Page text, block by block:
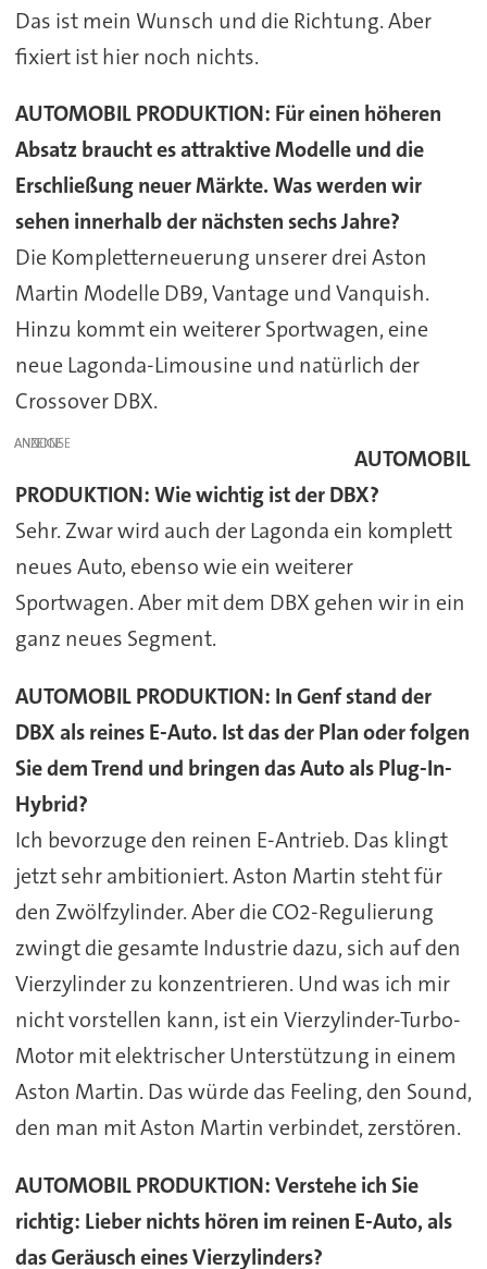
Das ist mein Wunsch und die Richtung. Aber
fixiert ist hier noch nichts.
AUTOMOBIL PRODUKTION: Für einen höheren
Absatz braucht es attraktive Modelle und die
Erschließung neuer Märkte. Was werden wir
sehen innerhalb der nächsten sechs Jahre?
Die Kompletterneuerung unserer drei Aston
Martin Modelle DB9, Vantage und Vanquish.
Hinzu kommt ein weiterer Sportwagen, eine
neue Lagonda-Limousine und natürlich der
Crossover DBX.
ANZEIGE
AUTOMOBIL
PRODUKTION:Wie wichtig ist der DBX?
Sehr. Zwar wird auch der Lagonda ein komplett
neues Auto, ebenso wie ein weiterer
Sportwagen. Aber mit dem DBX gehen wir in ein
ganz neues Segment.
AUTOMOBIL PRODUKTION: In Genf stand der
DBX als reines E-Auto. Ist das der Plan oder folgen
Sie dem Trend und bringen das Auto als Plug-In-
Hybrid?
Ich bevorzuge den reinen E-Antrieb. Das klingt
jetzt sehr ambitioniert. Aston Martin steht für
den Zwölfzylinder. Aber die CO2-Regulierung
zwingt die gesamte Industrie dazu, sich auf den
Vierzylinder zu konzentrieren. Und was ich mir
nicht vorstellen kann, ist ein Vierzylinder-Turbo-
Motor mit elektrischer Unterstützung in einem
Aston Martin. Das würde das Feeling, den Sound,
den man mit Aston Martin verbindet, zerstören.
AUTOMOBIL PRODUKTION:Verstehe ich Sie
richtig: Lieber nichts hören im reinen E-Auto, als
das Geräusch eines Vierzylinders?